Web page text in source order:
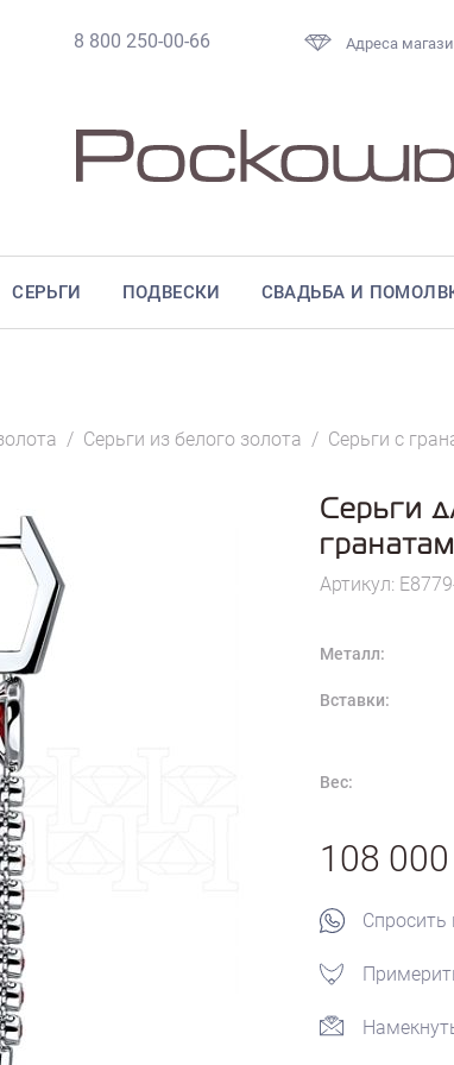
8 800 250-00-66 Адреса
СЕРЬГИ ПОДВЕСКИ СВАДЬБА И
/ Серьги из белого золота / Серьги с
Серьги
Артикул:
Металл:
Вставки:
Вес:
108 000
Спросить